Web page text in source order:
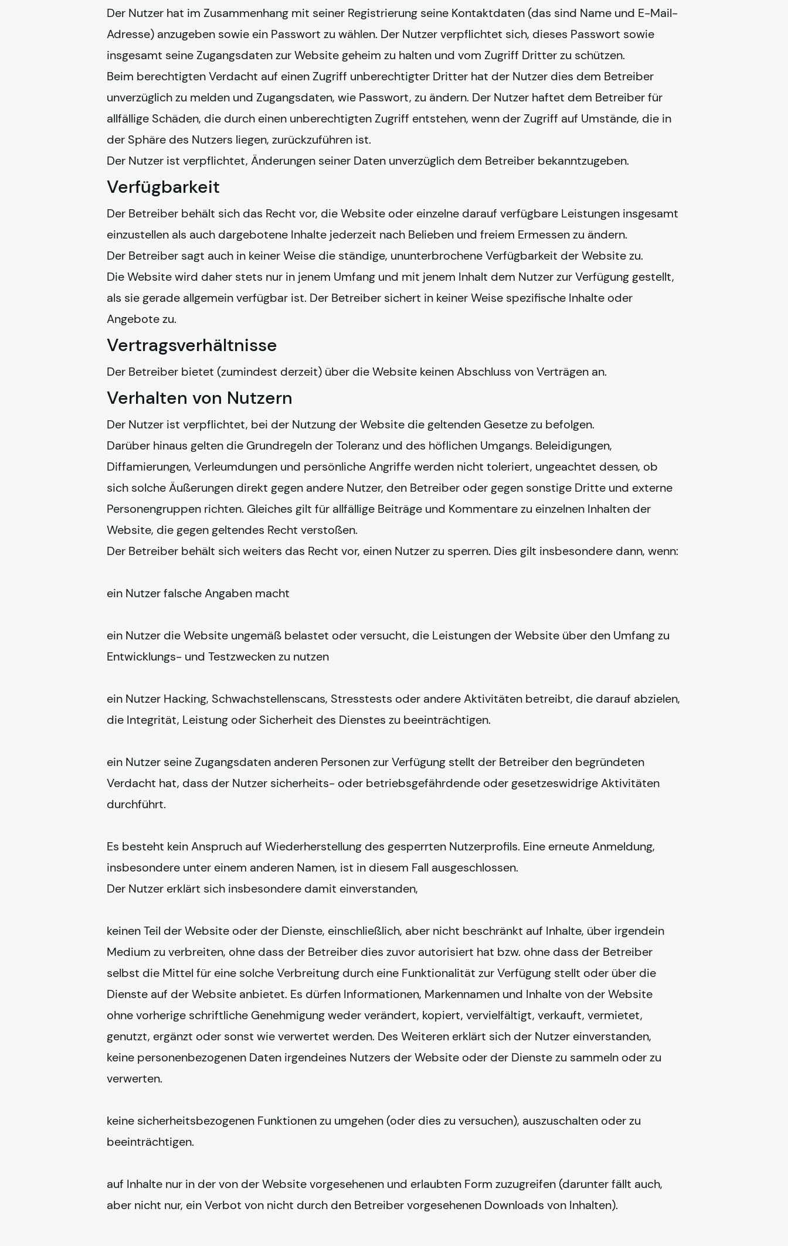
Der Nutzer hat im Zusammenhang mit seiner Registrierung seine Kontaktdaten (das sind Name und E-Mail-
Adresse) anzugeben sowie ein Passwort zu wählen. Der Nutzer verpflichtet sich, dieses Passwort sowie
insgesamt seine Zugangsdaten zur Website geheim zu halten und vom Zugriff Dritter zu schützen.
Beim berechtigten Verdacht auf einen Zugriff unberechtigter Dritter hat der Nutzer dies dem Betreiber
unverzüglich zu melden und Zugangsdaten, wie Passwort, zu ändern. Der Nutzer haftet dem Betreiber für
allfällige Schäden, die durch einen unberechtigten Zugriff entstehen, wenn der Zugriff auf Umstände, die in
der Sphäre des Nutzers liegen, zurückzuführen ist.
Der Nutzer ist verpflichtet, Änderungen seiner Daten unverzüglich dem Betreiber bekanntzugeben.
Verfügbarkeit
Der Betreiber behält sich das Recht vor, die Website oder einzelne darauf verfügbare Leistungen insgesamt
einzustellen als auch dargebotene Inhalte jederzeit nach Belieben und freiem Ermessen zu ändern.
Der Betreiber sagt auch in keiner Weise die ständige, ununterbrochene Verfügbarkeit der Website zu.
Die Website wird daher stets nur in jenem Umfang und mit jenem Inhalt dem Nutzer zur Verfügung gestellt,
als sie gerade allgemein verfügbar ist. Der Betreiber sichert in keiner Weise spezifische Inhalte oder
Angebote zu.
Vertragsverhältnisse
Der Betreiber bietet (zumindest derzeit) über die Website keinen Abschluss von Verträgen an.
Verhalten von Nutzern
Der Nutzer ist verpflichtet, bei der Nutzung der Website die geltenden Gesetze zu befolgen.
Darüber hinaus gelten die Grundregeln der Toleranz und des höflichen Umgangs. Beleidigungen,
Diffamierungen, Verleumdungen und persönliche Angriffe werden nicht toleriert, ungeachtet dessen, ob
sich solche Äußerungen direkt gegen andere Nutzer, den Betreiber oder gegen sonstige Dritte und externe
Personengruppen richten. Gleiches gilt für allfällige Beiträge und Kommentare zu einzelnen Inhalten der
Website, die gegen geltendes Recht verstoßen.
Der Betreiber behält sich weiters das Recht vor, einen Nutzer zu sperren. Dies gilt insbesondere dann, wenn:
ein Nutzer falsche Angaben macht
ein Nutzer die Website ungemäß belastet oder versucht, die Leistungen der Website über den Umfang zu
Entwicklungs- und Testzwecken zu nutzen
ein Nutzer Hacking, Schwachstellenscans, Stresstests oder andere Aktivitäten betreibt, die darauf abzielen,
die Integrität, Leistung oder Sicherheit des Dienstes zu beeinträchtigen.
ein Nutzer seine Zugangsdaten anderen Personen zur Verfügung stellt der Betreiber den begründeten
Verdacht hat, dass der Nutzer sicherheits- oder betriebsgefährdende oder gesetzeswidrige Aktivitäten
durchführt.
Es besteht kein Anspruch auf Wiederherstellung des gesperrten Nutzerprofils. Eine erneute Anmeldung,
insbesondere unter einem anderen Namen, ist in diesem Fall ausgeschlossen.
Der Nutzer erklärt sich insbesondere damit einverstanden,
keinen Teil der Website oder der Dienste, einschließlich, aber nicht beschränkt auf Inhalte, über irgendein
Medium zu verbreiten, ohne dass der Betreiber dies zuvor autorisiert hat bzw. ohne dass der Betreiber
selbst die Mittel für eine solche Verbreitung durch eine Funktionalität zur Verfügung stellt oder über die
Dienste auf der Website anbietet. Es dürfen Informationen, Markennamen und Inhalte von der Website
ohne vorherige schriftliche Genehmigung weder verändert, kopiert, vervielfältigt, verkauft, vermietet,
genutzt, ergänzt oder sonst wie verwertet werden. Des Weiteren erklärt sich der Nutzer einverstanden,
keine personenbezogenen Daten irgendeines Nutzers der Website oder der Dienste zu sammeln oder zu
verwerten.
keine sicherheitsbezogenen Funktionen zu umgehen (oder dies zu versuchen), auszuschalten oder zu
beeinträchtigen.
auf Inhalte nur in der von der Website vorgesehenen und erlaubten Form zuzugreifen (darunter fällt auch,
aber nicht nur, ein Verbot von nicht durch den Betreiber vorgesehenen Downloads von Inhalten).